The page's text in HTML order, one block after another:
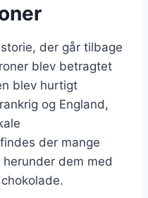
der går tilbage
blev betragtet
blev hurtigt
og England,
der mange
dem med